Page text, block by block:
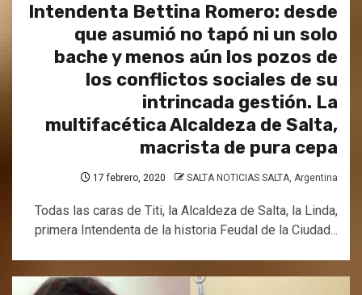
Intendenta Bettina Romero: desde
que asumió no tapó ni un solo
bache y menos aún los pozos de
los conflictos sociales de su
intrincada gestión. La
multifacética Alcaldeza de Salta,
macrista de pura cepa
17 febrero, 2020 SALTA NOTICIAS SALTA, Argentina
Todas las caras de Titi, la Alcaldeza de Salta, la Linda,
primera Intendenta de la historia Feudal de la Ciudad...